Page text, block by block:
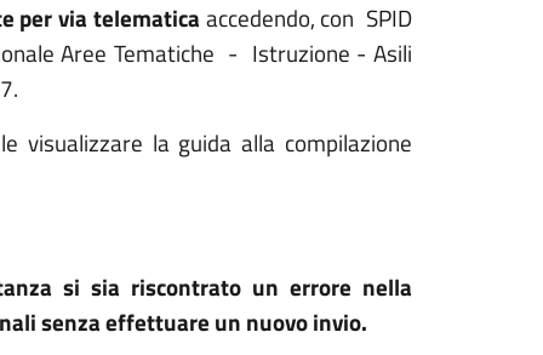
per via telematica accedendo, con SPID
Aree Tematiche - Istruzione - Asili
visualizzare la guida alla compilazione
si sia riscontrato un errore nella
senza effettuare un nuovo invio.